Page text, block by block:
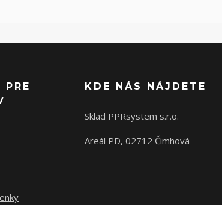
PRE
KDE NÁS NÁJDETE
Sklad PPRsystem s.r.o.
Areál PD, 02712 Čimhová